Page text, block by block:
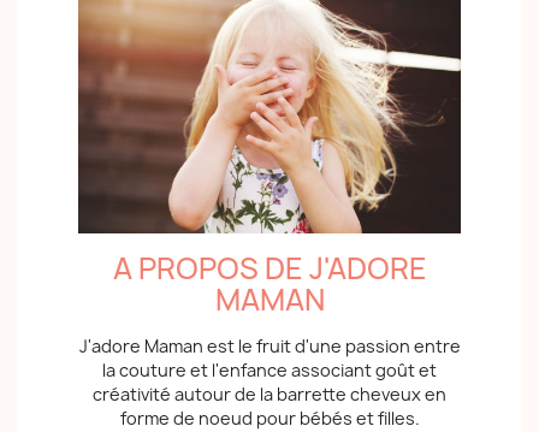
A PROPOS DE J'ADORE
MAMAN
J'adore Maman est le fruit d'une passion entre
la couture et l'enfance associant goût et
créativité autour de la barrette cheveux en
forme de noeud pour bébés et filles.